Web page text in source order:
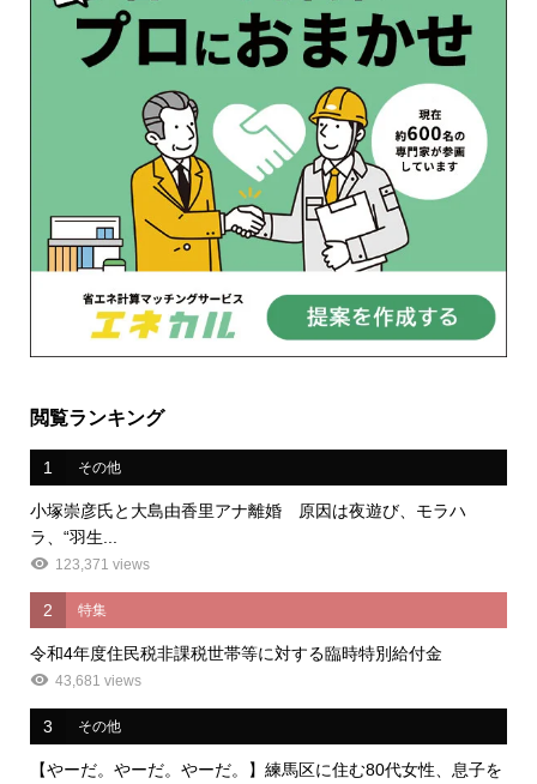
閲覧ランキング
1 その他
小塚崇彦氏と大島由香里アナ離婚 原因は夜遊び、モラハ
ラ、“羽生...
123,371 views
2 特集
令和4年度住民税非課税世帯等に対する臨時特別給付金
43,681 views
3 その他
【やーだ。やーだ。やーだ。】練馬区に住む80代女性、息子を